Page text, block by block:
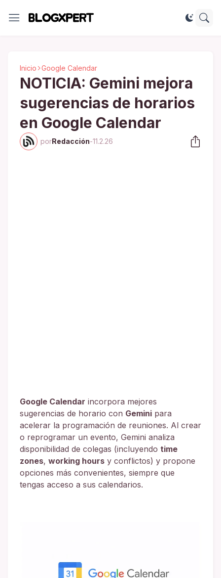
Inicio Google Calendar
NOTICIA: Gemini mejora
sugerencias de horarios
en Google Calendar
porRedacción-11.2.26
Google Calendar incorpora mejores
sugerencias de horario con Gemini para
acelerar la programación de reuniones. Al crear
o reprogramar un evento, Gemini analiza
disponibilidad de colegas (incluyendo time
zones, working hours y conflictos) y propone
opciones más convenientes, siempre que
tengas acceso a sus calendarios.